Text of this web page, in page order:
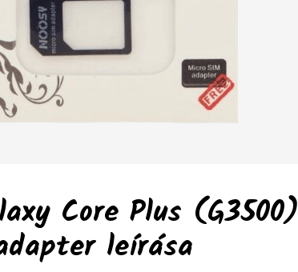
Core Plus (G3500)
leírása